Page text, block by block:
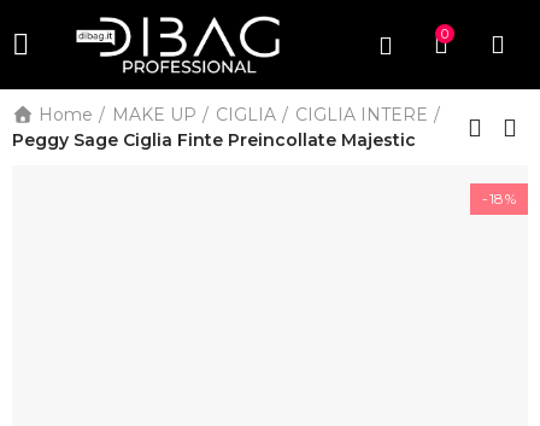
0
Home MAKE UP CIGLIA
CIGLIA INTERE
Peggy Sage Ciglia Finte Preincollate Majestic
-18%